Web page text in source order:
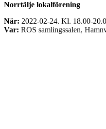
Norrtälje lokalförening
När: 2022-02-24. Kl. 18.00-
Var: ROS samlingssalen,